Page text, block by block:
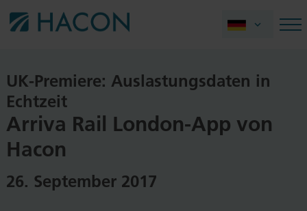
UK-Premiere: Auslastungsdaten in
Echtzeit
Arriva Rail London-App von
Hacon
26. September 2017